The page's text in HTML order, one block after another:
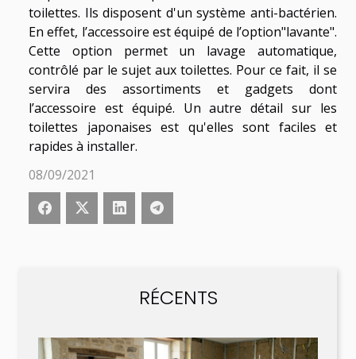
RÉCENTS
toilettes. Ils disposent d'un système anti-bactérien.
En effet, l’accessoire est équipé de l’option"lavante".
Cette option permet un lavage automatique,
contrôlé par le sujet aux toilettes. Pour ce fait, il se
servira des assortiments et gadgets dont
l’accessoire est équipé. Un autre détail sur les
toilettes japonaises est qu'elles sont faciles et
rapides à installer.
08/09/2021